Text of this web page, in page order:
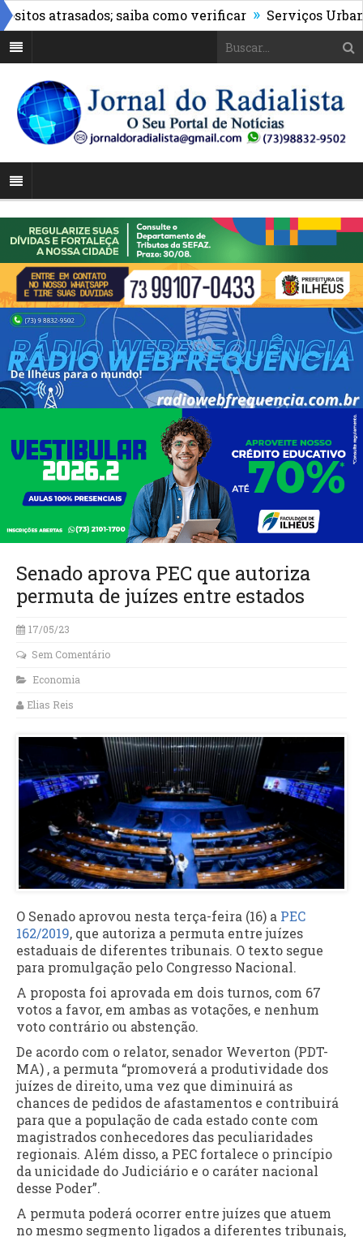
atrasados; saiba como verificar » Serviços Urbanos
Senado aprova PEC que autoriza
permuta de juízes entre estados
17/05/23
Sem Comentário
Economia
Elias Reis
O Senado aprovou nesta terça-feira (16) a PEC
162/2019, que autoriza a permuta entre juízes
estaduais de diferentes tribunais. O texto segue
para promulgação pelo Congresso Nacional.
A proposta foi aprovada em dois turnos, com 67
votos a favor, em ambas as votações, e nenhum
voto contrário ou abstenção.
De acordo com o relator, senador Weverton (PDT-
MA) , a permuta “promoverá a produtividade dos
juízes de direito, uma vez que diminuirá as
chances de pedidos de afastamentos e contribuirá
para que a população de cada estado conte com
magistrados conhecedores das peculiaridades
regionais. Além disso, a PEC fortalece o princípio
da unicidade do Judiciário e o caráter nacional
desse Poder”.
A permuta poderá ocorrer entre juízes que atuem
no mesmo segmento ligados a diferentes tribunais,